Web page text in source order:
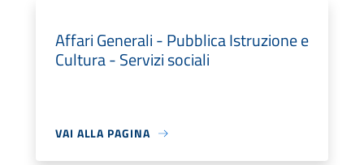
Affari Generali - Pubblica Istruzione e
Cultura - Servizi sociali
VAI ALLA PAGINA